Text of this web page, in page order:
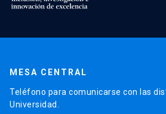
MESA CENTRAL
Teléfono para comunicarse con las
Universidad.